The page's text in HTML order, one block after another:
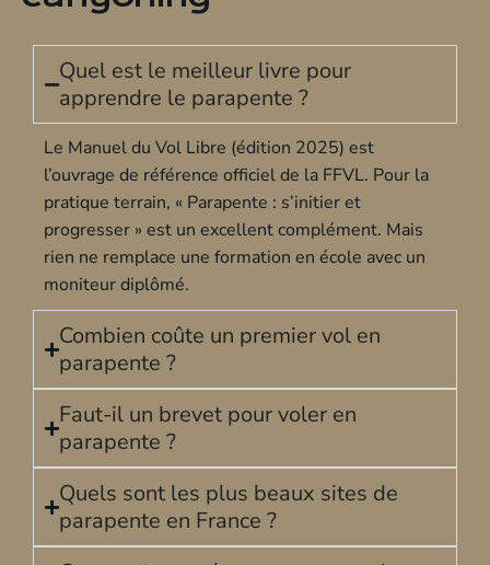
Quel est le meilleur livre pour
apprendre le parapente ?
Le Manuel du Vol Libre (édition 2025) est
l’ouvrage de référence officiel de la FFVL. Pour la
pratique terrain, « Parapente : s’initier et
progresser » est un excellent complément. Mais
rien ne remplace une formation en école avec un
moniteur diplômé.
Combien coûte un premier vol en
parapente ?
Faut-il un brevet pour voler en
parapente ?
Quels sont les plus beaux sites de
parapente en France ?